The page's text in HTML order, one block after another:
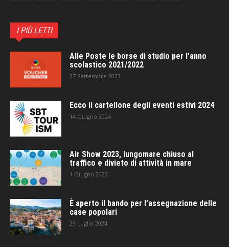
I PIÙ LETTI
Alle Poste le borse di studio per l’anno
scolastico 2021/2022
27 Settembre 2023
Ecco il cartellone degli eventi estivi 2024
14 Giugno 2024
Air Show 2023, lungomare chiuso al
traffico e divieto di attività in mare
1 Giugno 2023
È aperto il bando per l’assegnazione delle
case popolari
29 Luglio 2024